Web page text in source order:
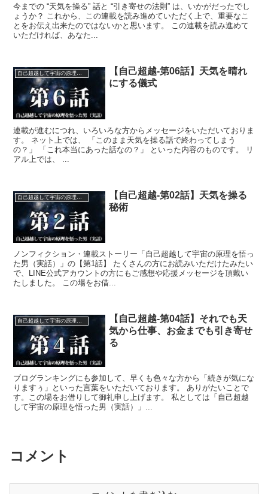
今までの “天気を操る” 話と “引き寄せの法則” は、いかがだったでし
ょうか？ これから、この連載を読み進めていただく上で、重要なこ
とをお伝え出来たのではないかと思います。 この連載を読み進めて
いただければ、あなた...
自己超越して宇宙の原理を悟った男（実話）
【自己超越-第06話】天気を晴れ
にする儀式
連載が進むにつれ、いろいろな方からメッセージをいただいておりま
す。 ネット上では、 「このまま天気を操る話で終わってしまう
の？」 「これ本当にあった話なの？」 といった内容のものです。 リ
アル上では、 ...
【自己超越-第02話】天気を操る
秘術
ノンフィクション・連載ストーリー「自己超越して宇宙の原理を悟っ
た男（実話）」の【第1話】 たくさんの方にお読みいただけたみたい
で、LINE公式アカウントの方にもご感想や応援メッセージを頂戴い
たしました。 この場をお借...
自己超越して宇宙の原理を悟った男（実話）
【自己超越-第04話】それでも天
気から仕事、お金までも引き寄せ
る
ブログランキングにも参加して、早くも色々な方から「続きが気にな
りますぅ」といった言葉をいただいております。 ありがたいことで
す。この場をお借りして御礼申し上げます。 私としては「自己超越
して宇宙の原理を悟った男（実話）」...
コメント